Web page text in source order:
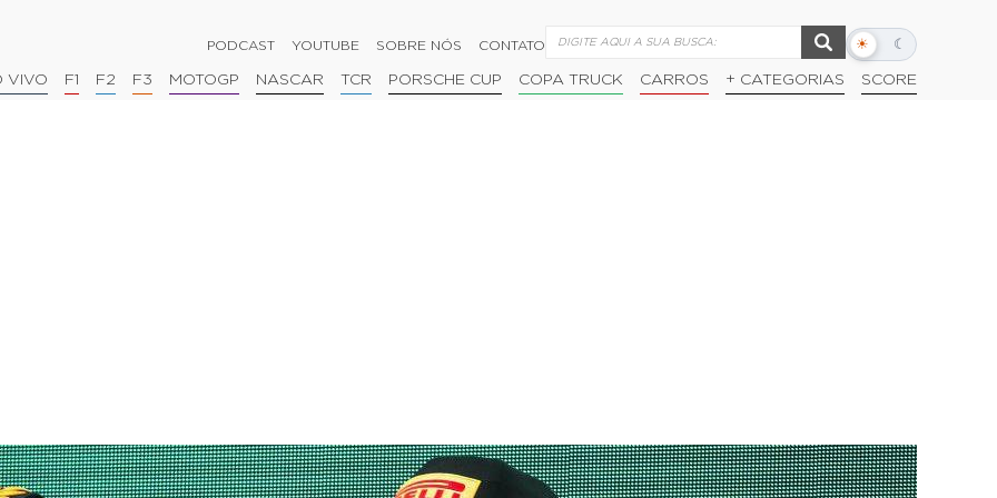
PODCAST YOUTUBE SOBRE NÓS CONTATO ☀ ☾
Alternar
escuro
VIVO F1 F2 F3 MOTOGP NASCAR TCR PORSCHE CUP COPA TRUCK CARROS + CATEGORIAS SCORE